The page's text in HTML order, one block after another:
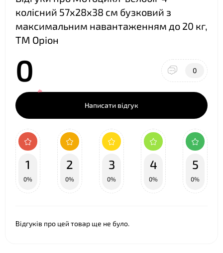
колісний 57х28х38 см бузковий з
максимальним навантаженням до 20 кг,
ТМ Оріон
0 0
Написати відгук
1
0%
2
0%
3
0%
4
0%
5
0%
Відгуків про цей товар ще не було.